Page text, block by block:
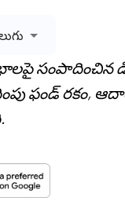
సంపాదించిన
ఫండ్ రకం,